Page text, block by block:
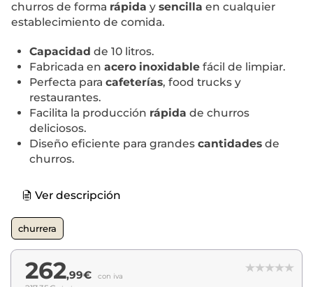
churros de forma rápida y sencilla en cualquier
establecimiento de comida.
Capacidad de 10 litros.
Fabricada en acero inoxidable fácil de limpiar.
Perfecta para cafeterías, food trucks y
restaurantes.
Facilita la producción rápida de churros
deliciosos.
Diseño eficiente para grandes cantidades de
churros.
Ver descripción
churrera
262,99€ con iva